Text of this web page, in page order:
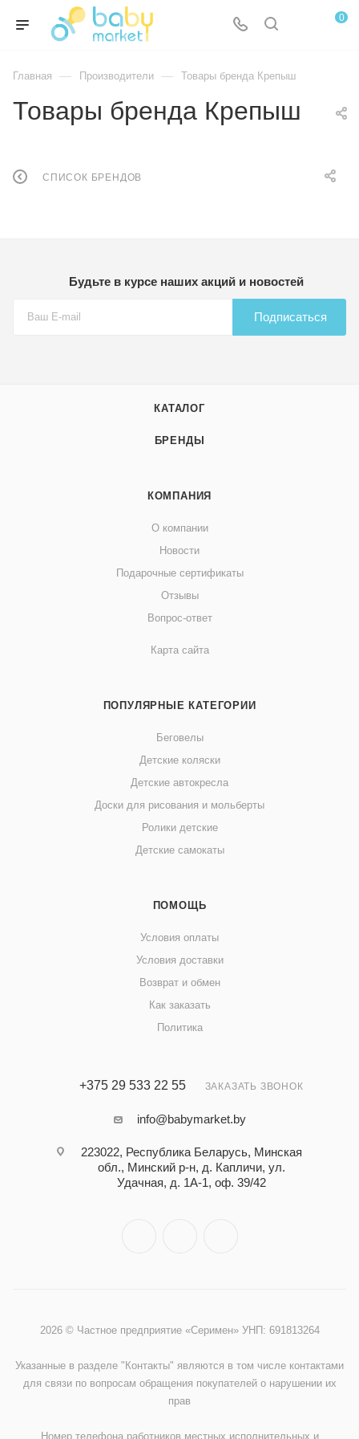
0
Главная — Производители — Товары бренда Крепыш
Товары бренда Крепыш
СПИСОК БРЕНДОВ
Будьте в курсе наших акций и новостей
Подписаться
КАТАЛОГ
БРЕНДЫ
КОМПАНИЯ
О компании
Новости
Подарочные сертификаты
Отзывы
Вопрос-ответ
Карта сайта
ПОПУЛЯРНЫЕ КАТЕГОРИИ
Беговелы
Детские коляски
Детские автокресла
Доски для рисования и мольберты
Ролики детские
Детские самокаты
ПОМОЩЬ
Условия оплаты
Условия доставки
Возврат и обмен
Как заказать
Политика
+375 29 533 22 55 ЗАКАЗАТЬ ЗВОНОК
info@babymarket.by
223022, Республика Беларусь, Минская
обл., Минский р-н, д. Капличи, ул.
Удачная, д. 1А-1, оф. 39/42
2026 © Частное предприятие «Серимен» УНП: 691813264
Указанные в разделе "Контакты" являются в том числе контактами
для связи по вопросам обращения покупателей о нарушении их
прав
Номер телефона работников местных исполнительных и